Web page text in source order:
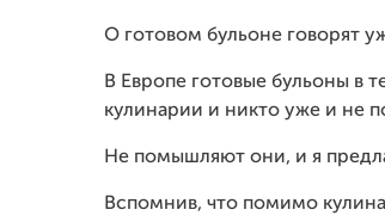
О готовом бульоне говорят
В Европе готовые бульоны в
кулинарии и никто уже и не
Не помышляют они, и я
Вспомнив, что помимо